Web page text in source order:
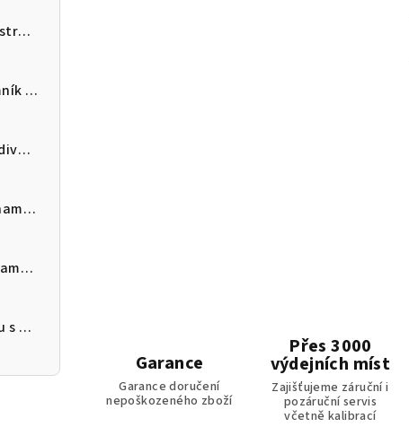
testo 110 Food - Univerzální přístroj pro měření teploty s připojením k aplikaci
testo 174 T - Miniaturní záznamník teploty s USB-C a softwarem pro PC
testo 514 - Detektor úniku chladiva s ohebnou sondou
testo 174 H BT - Miniaturní záznamník pro měření teploty a vlhkosti s Bluetooth a připojením k aplikaci
testo 860i - Bezdrátová termokamera pro chytré telefony
testo 513 - Detektor úniku plynu s ohebnou sondou
Garance
Garance doručení
nepoškozeného zboží
Přes 3000
výdejních míst
Zajišťujeme záruční i
pozáruční servis
včetně kalibrací